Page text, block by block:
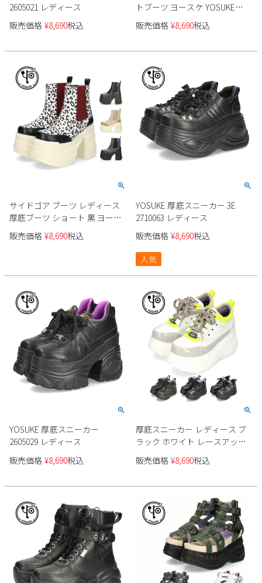
2605021 レディース
販売価格 ¥8,690税込
トブーツ ヨースケ YOSUKE
4460051 ブラック 靴 3E ゆった
り 幅広 歩きやすい サイドファ
販売価格 ¥8,690税込
サイドゴア ブーツ レディース
厚底ブーツ ショート 黒 ヨース
ケ YOSUKE 靴 チェルシーブー
ツ 4460050 ブラック ベージュ
販売価格 ¥8,690税込
YOSUKE 厚底スニーカー 3E
2710063 レディース
販売価格 ¥8,690税込
人気
YOSUKE 厚底スニーカー
2605029 レディース
販売価格 ¥8,690税込
厚底スニーカー レディース ブ
ラック ホワイト レースアップ
シューズ ヨースケ YOSUKE 靴
カジュアル 4460010 黒 白 ダッ
販売価格 ¥8,690税込